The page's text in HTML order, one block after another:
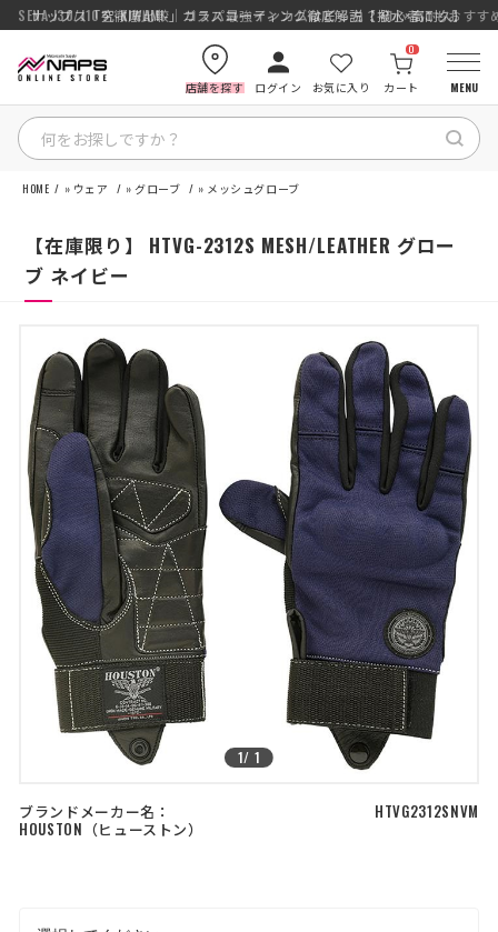
ナップス「究-KIWAMI-」ガラスコーティング徹底解説【撥水×高耐久】
SENA J30/J10を徹底比較｜コスパ最強インカムはどっち？初心者にもおすす
店舗を探す ログイン お気に入り カート
0
MENU
カテゴリから探す
特集記事
ナップスメンバーズ
店舗を探す
コーポレートサイト
採用情報
特定商取引法に基づく表記
古物営業法に基づく表示/保険勧誘
利用規約
商品レビュー利用規約
プライバシーポリシー
返金ポリシー
カスタマーハラスメントに対する方
HOME » ウェア » グローブ » メッシュグローブ
【在庫限り】 HTVG-2312S MESH/LEATHER グロー
ブ ネイビー
1/ 1
> >
ブランドメーカー名：
HOUSTON
ヒューストン
HTVG2312SNVM